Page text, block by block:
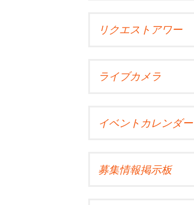
リクエストアワー
ライブカメラ
イベントカレンダー
募集情報掲示板